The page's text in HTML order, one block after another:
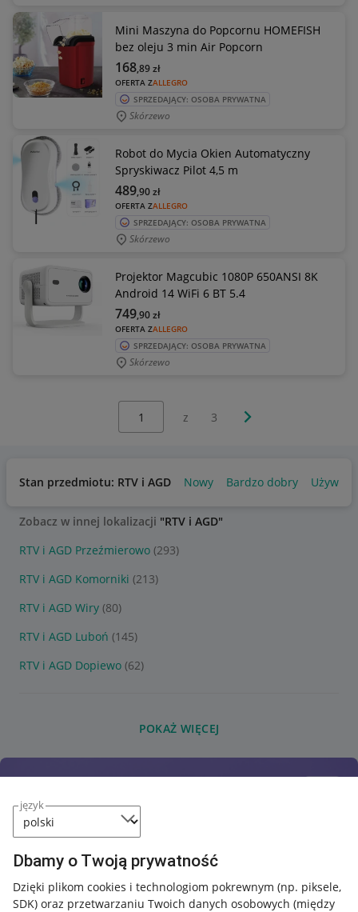
język
Dbamy o Twoją prywatność
Dzięki plikom cookies i technologiom pokrewnym (np. piksele,
SDK) oraz przetwarzaniu Twoich danych osobowych (między
Mini Maszyna do Popcornu HOMEFISH
bez oleju 3 min Air Popcorn
OFERTA ZALLEGRO
168,89zł
SPRZEDAJĄCY: OSOBA PRYWATNA
Skórzewo
Robot do Mycia Okien Automatyczny
Spryskiwacz Pilot 4,5 m
OFERTA ZALLEGRO
489,90zł
SPRZEDAJĄCY: OSOBA PRYWATNA
Skórzewo
Projektor Magcubic 1080P 650ANSI 8K
Android 14 WiFi 6 BT 5.4
OFERTA ZALLEGRO
749,90zł
SPRZEDAJĄCY: OSOBA PRYWATNA
Skórzewo
z 3 Następna strona
Stan przedmiotu: RTV i AGD Nowy Bardzo dobry Używany
Zobacz w innej lokalizacji "RTV i AGD"
RTV i AGD Przeźmierowo (293)
RTV i AGD Komorniki (213)
RTV i AGD Wiry (80)
RTV i AGD Luboń (145)
RTV i AGD Dopiewo (62)
POKAŻ WIĘCEJ